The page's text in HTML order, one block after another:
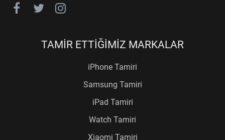
TAMİR ETTİĞİMİZ MARKALAR
iPhone Tamiri
Samsung Tamiri
iPad Tamiri
Watch Tamiri
Xiaomi Tamiri